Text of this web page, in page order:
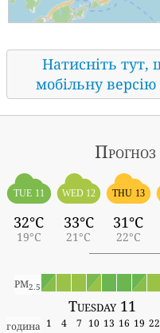
Натисніть тут,
мобільну версію
Прогноз
TUE 11
32°C
19°C
WED 12
33°C
21°C
THU 13
31°C
22°C
PM2.5
Tuesday 11
година 1 4 7 10 13 16 19 22